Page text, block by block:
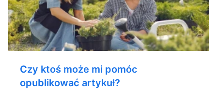
Czy ktoś może mi pomóc
opublikować artykuł?